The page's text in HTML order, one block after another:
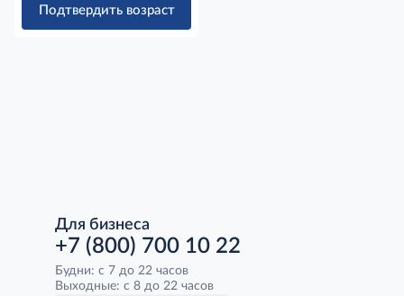
Подтвердить возраст
Для бизнеса
+7 (800) 700 10 22
Будни: с 7 до 22 часов
Выходные: с 8 до 22 часов